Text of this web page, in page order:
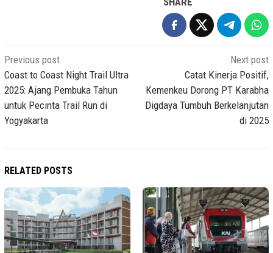
Post
navigation
Previous post
Coast to Coast Night Trail Ultra
2025: Ajang Pembuka Tahun
untuk Pecinta Trail Run di
Yogyakarta
Next post
Catat Kinerja Positif,
Kemenkeu Dorong PT Karabha
Digdaya Tumbuh Berkelanjutan
di 2025
RELATED POSTS